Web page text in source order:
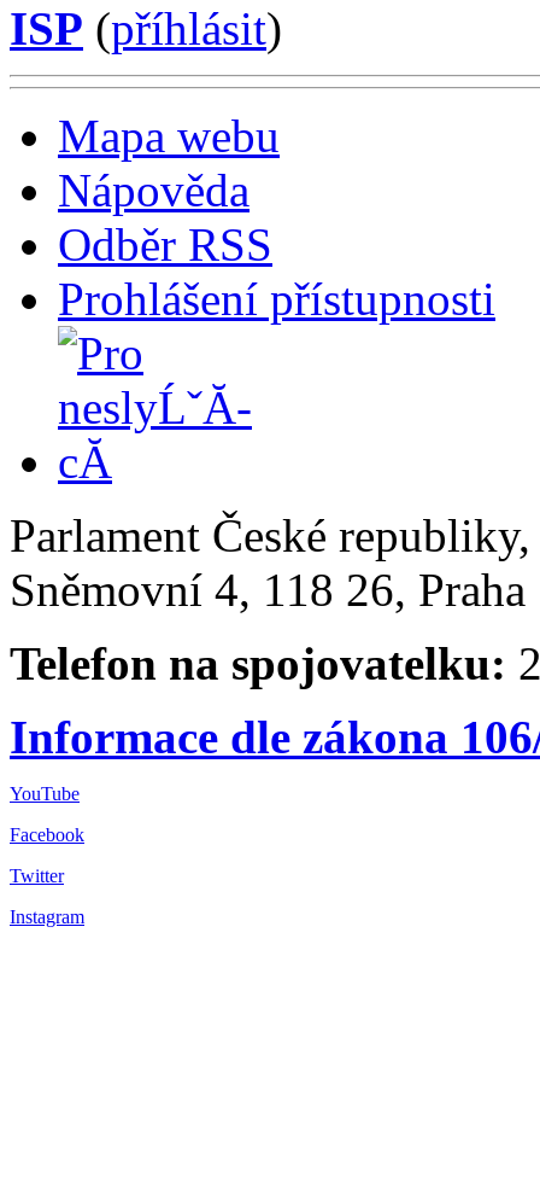
ISP (příhlásit)
Mapa webu
Nápověda
Odběr RSS
Prohlášení přístupnosti
Parlament České
Sněmovní 4, 118 26,
Telefon na spojovatelku:
Informace dle zákona
YouTube
Facebook
Twitter
Instagram